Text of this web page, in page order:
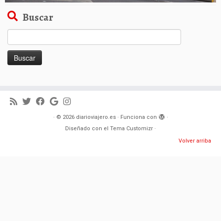
Buscar
· © 2026 diarioviajero.es· Funciona con
·
Diseñado con el Tema Customizr ·
Volver arriba